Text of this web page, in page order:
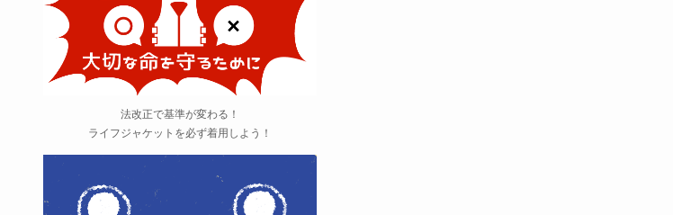
法改正で基準が変わる！
ライフジャケットを必ず着用しよう！